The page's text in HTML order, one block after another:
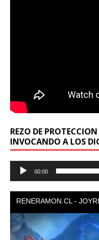
REZO DE
INVOCANDO A LOS
Reproductor
00:00